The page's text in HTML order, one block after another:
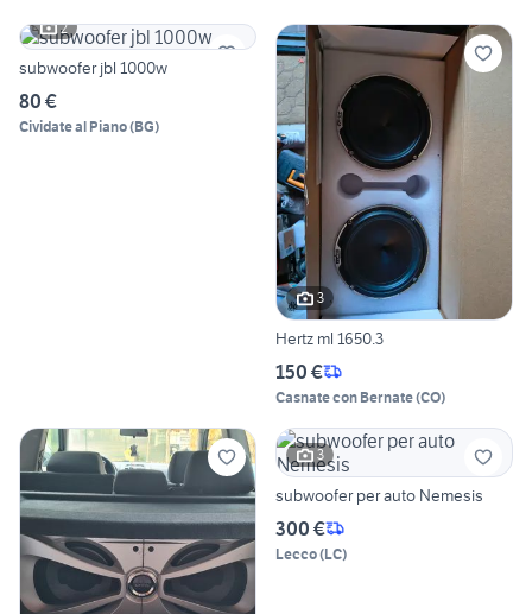
2
subwoofer jbl 1000w
80 €
Cividate al Piano(BG)
3
Hertz ml 1650.3
150 €
Casnate con Bernate(CO)
3
subwoofer per auto Nemesis
300 €
Lecco(LC)